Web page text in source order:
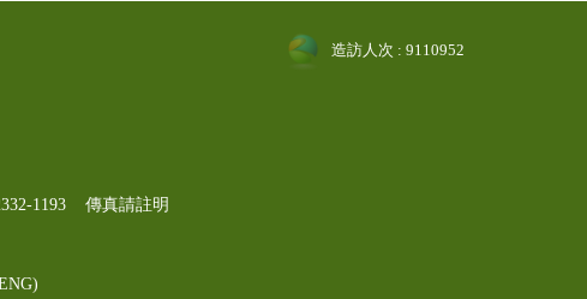
1193 傳真請註明
造訪人次 : 9110952